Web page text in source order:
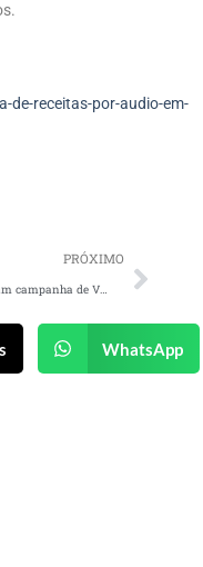
receitas-por-audio-em-
PRÓXIMO
Calia e Ministério de Saúde criam campanha de Vacinação de Rotina 2024
WhatsApp